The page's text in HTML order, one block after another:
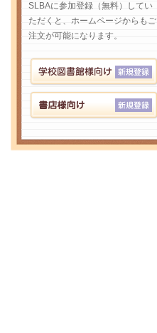
SLBAに参加登録（無料）してい
ただくと、ホームページからもご
注文が可能になります。